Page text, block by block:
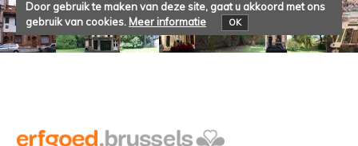
Door gebruik te maken van deze site, gaat u akkoord met ons
gebruik van cookies. Meer informatie OK